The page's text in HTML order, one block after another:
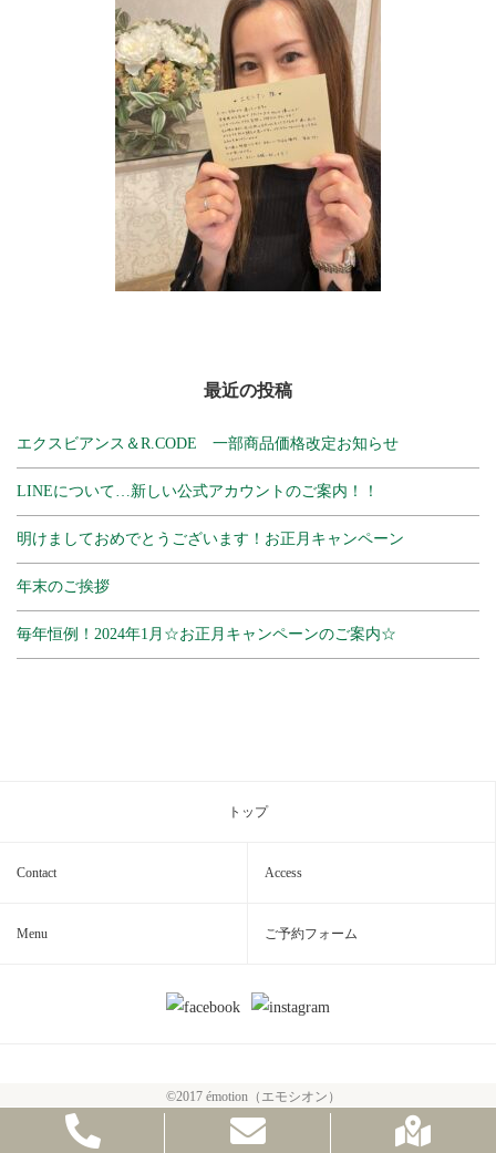
最近の投稿
エクスビアンス＆R.CODE 一部商品価格改定お知らせ
LINEについて…新しい公式アカウントのご案内！！
明けましておめでとうございます！お正月キャンペーン
年末のご挨拶
毎年恒例！2024年1月☆お正月キャンペーンのご案内☆
トップ
Contact Access
Menu ご予約フォーム
©2017 émotion（エモシオン）
横浜・元町のエステサロンならémotion（エモシオン）